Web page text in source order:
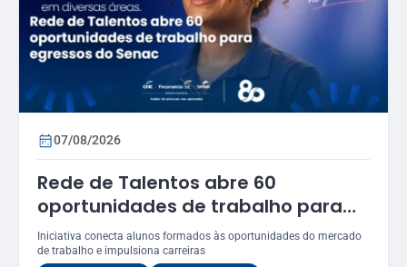
07/08/2026
Rede de Talentos abre 60
oportunidades de trabalho para
egressos do Senac
Iniciativa conecta alunos formados às oportunidades do mercado
de trabalho e impulsiona carreiras